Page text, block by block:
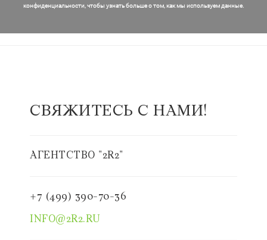
конфиденциальности, чтобы узнать больше о том, как мы используем данные.
СВЯЖИТЕСЬ С НАМИ!
АГЕНТСТВО "2R2"
+7 (499) 390-70-36
INFO@2R2.RU